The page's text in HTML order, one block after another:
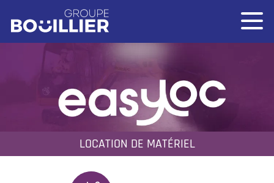
LOCATION DE MATÉRIEL